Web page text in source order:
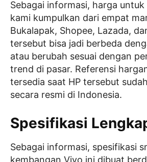
Sebagai informasi, harga
kami kumpulkan dari empat
Bukalapak, Shopee, Lazada,
tersebut bisa jadi berbeda
atau berubah sesuai dengan
trend di pasar. Referensi
tersedia saat HP tersebut
secara resmi di Indonesia.
Spesifikasi
Sebagai informasi, spesifikasi
kembangan Vivo ini dibuat